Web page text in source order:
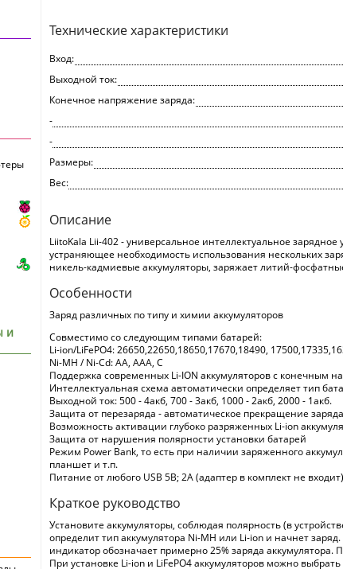
и
Технические характеристики
Вход:
Выходной ток:
Конечное напряжение заряда:
-
-
Размеры:
Вес:
Описание
LiitoKala Lii-402 - универсальное интеллектуальное
устраняющее необходимость использования нескольких
никель-кадмиевые аккумуляторы, заряжает литий-
Особенности
Заряд различных по типу и химии аккумуляторов
Совместимо со следующим типами батарей:
Li-ion/LiFePO4: 26650,22650,18650,17670,18490,
Ni-MH / Ni-Cd: AA, AAA, C
Поддержка современных Li-ION аккумуляторов с конечным
Интеллектуальная схема автоматически определяет тип
Выходной ток: 500 - 4акб, 700 - 3акб, 1000 - 2акб, 2000 - 1акб.
Защита от перезаряда - автоматическое прекращение
Возможность активации глубоко разряженных Li-ion
Защита от нарушения полярности установки батарей
Режим Power Bank, то есть при наличии заряженного
планшет и т.п.
Питание от любого USB 5В; 2A (адаптер в комплект не входит)
Краткое руководство
Установите аккумуляторы, соблюдая полярность (в
определит тип аккумулятора Ni-MH или Li-ion и начнет
индикатор обозначает примерно 25% заряда
При установке Li-ion и LiFePO4 аккумуляторов можно